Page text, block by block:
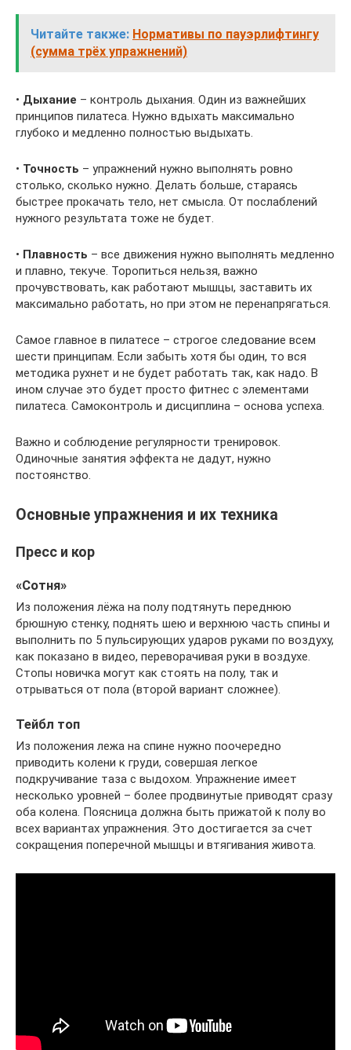
Читайте также: Нормативы по пауэрлифтингу
(сумма трёх упражнений)
• Дыхание – контроль дыхания. Один из важнейших
принципов пилатеса. Нужно вдыхать максимально
глубоко и медленно полностью выдыхать.
• Точность – упражнений нужно выполнять ровно
столько, сколько нужно. Делать больше, стараясь
быстрее прокачать тело, нет смысла. От послаблений
нужного результата тоже не будет.
• Плавность – все движения нужно выполнять медленно
и плавно, текуче. Торопиться нельзя, важно
прочувствовать, как работают мышцы, заставить их
максимально работать, но при этом не перенапрягаться.
Самое главное в пилатесе – строгое следование всем
шести принципам. Если забыть хотя бы один, то вся
методика рухнет и не будет работать так, как надо. В
ином случае это будет просто фитнес с элементами
пилатеса. Самоконтроль и дисциплина – основа успеха.
Важно и соблюдение регулярности тренировок.
Одиночные занятия эффекта не дадут, нужно
постоянство.
Основные упражнения и их техника
Пресс и кор
«Сотня»
Из положения лёжа на полу подтянуть переднюю
брюшную стенку, поднять шею и верхнюю часть спины и
выполнить по 5 пульсирующих ударов руками по воздуху,
как показано в видео, переворачивая руки в воздухе.
Стопы новичка могут как стоять на полу, так и
отрываться от пола (второй вариант сложнее).
Тейбл топ
Из положения лежа на спине нужно поочередно
приводить колени к груди, совершая легкое
подкручивание таза с выдохом. Упражнение имеет
несколько уровней – более продвинутые приводят сразу
оба колена. Поясница должна быть прижатой к полу во
всех вариантах упражнения. Это достигается за счет
сокращения поперечной мышцы и втягивания живота.